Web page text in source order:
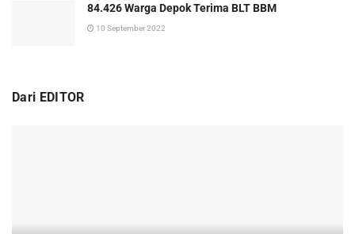
84.426 Warga Depok Terima BLT BBM
10 September 2022
Dari EDITOR